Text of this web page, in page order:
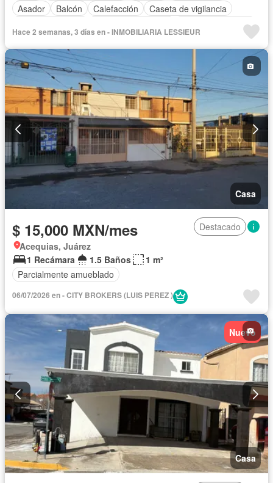
Asador
Balcón Calefacción
Caseta de vigilancia
Cuarto de servicio
Electricidad
Estacionamiento Gas natural
Recámara con closet
Zonas verdes
Permite mascotas
Permite niños
Hace 2 semanas, 3 días en - INMOBILIARIA LESSIEUR
Casa
$ 15,000 MXN/mes
Destacado
Acequias, Juárez
1 Recámara
1.5 Baños
1 m²
Parcialmente amueblado
06/07/2026 en - CITY BROKERS (LUIS PEREZ )
Nuevo
Casa